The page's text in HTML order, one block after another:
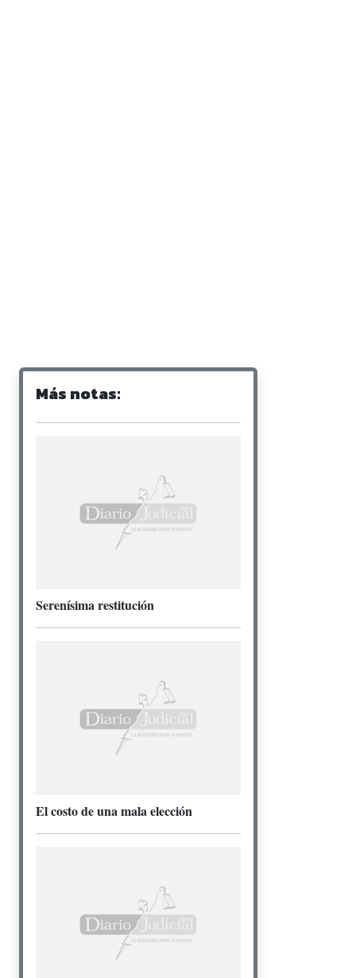
Más notas:
Serenísima restitución
El costo de una mala elección